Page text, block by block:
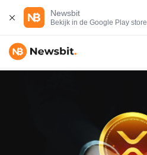
Newsbit
Bekijk in de Google Play store